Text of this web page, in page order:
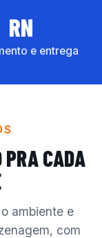
RN
e entrega
PRA CADA
ambiente e
com